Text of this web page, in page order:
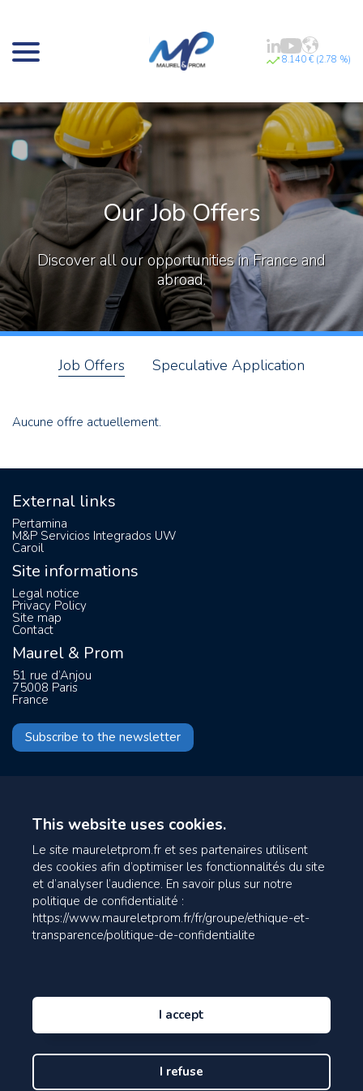
8.140 € (2.78 %)
Our Job Offers
Discover all our opportunities in France and
abroad.
Job Offers Speculative Application
Aucune offre actuellement.
This website uses cookies.
Le site maureletprom.fr et ses partenaires utilisent
des cookies afin d’optimiser les fonctionnalités du site
et d’analyser l’audience. En savoir plus sur notre
politique de confidentialité :
https://www.maureletprom.fr/fr/groupe/ethique-et-
transparence/politique-de-confidentialite
I accept
I refuse
External links
Pertamina
M&P Servicios Integrados UW
Caroil
Site informations
Legal notice
Privacy Policy
Site map
Contact
Maurel & Prom
51 rue d’Anjou
75008 Paris
France
Subscribe to the newsletter